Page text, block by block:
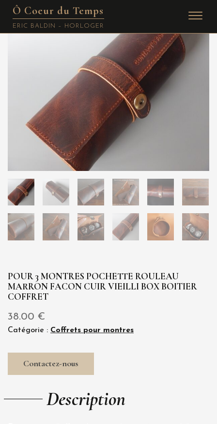
SkipÔ Coeur du Temps
ERIC BALDIN – HORLOGER
POUR 3 MONTRES POCHETTE ROULEAU
MARRON FACON CUIR VIEILLI BOX BOITIER
COFFRET
38.00 €
Catégorie : Coffrets pour montres
Contactez-nous
Description